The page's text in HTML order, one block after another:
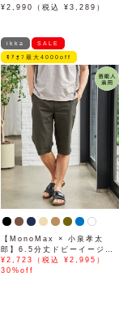
¥2,990（税込 ¥3,289）
ikka SALE
ﾓｱｵﾌ最大4000off
【MonoMax × 小泉孝太
郎】6.5分丈ドビーイージー
ハーフパンツ「小泉孝太郎さ
ん着用モデル」
¥2,723（税込 ¥2,995）
30%off